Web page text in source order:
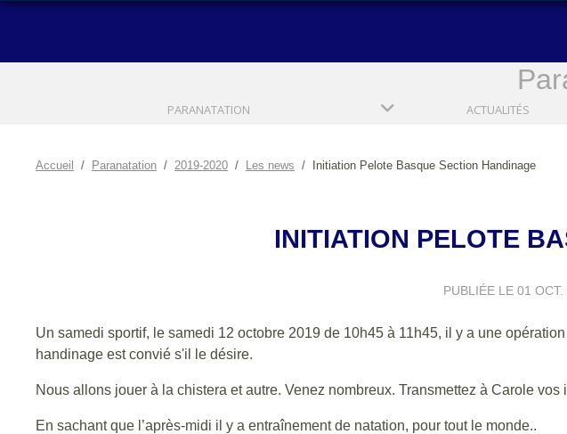
PARANATATION ACTUALITÉS
Accueil Paranatation 2019-2020 Les news Initiation Pelote Basque Section Handinage
INITIATION PELOTE
PUBLIÉE LE 01 OCT.
Un samedi sportif, le samedi 12 octobre 2019 de 10h45 à 11h45, il y a une
handinage est convié s'il le désire.
Nous allons jouer à la chistera et autre. Venez nombreux. Transmettez à Carole vos
En sachant que l’après-midi il y a entraînement de natation, pour tout le monde..